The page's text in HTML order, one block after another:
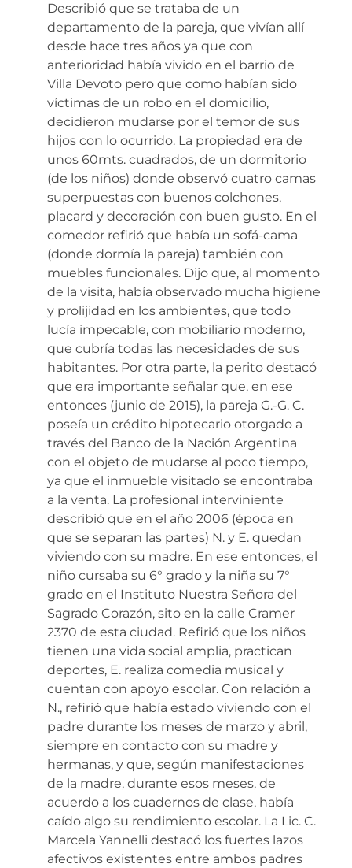
Describió que se trataba de un
departamento de la pareja, que vivían allí
desde hace tres años ya que con
anterioridad había vivido en el barrio de
Villa Devoto pero que como habían sido
víctimas de un robo en el domicilio,
decidieron mudarse por el temor de sus
hijos con lo ocurrido. La propiedad era de
unos 60mts. cuadrados, de un dormitorio
(de los niños) donde observó cuatro camas
superpuestas con buenos colchones,
placard y decoración con buen gusto. En el
comedor refirió que había un sofá-cama
(donde dormía la pareja) también con
muebles funcionales. Dijo que, al momento
de la visita, había observado mucha higiene
y prolijidad en los ambientes, que todo
lucía impecable, con mobiliario moderno,
que cubría todas las necesidades de sus
habitantes. Por otra parte, la perito destacó
que era importante señalar que, en ese
entonces (junio de 2015), la pareja G.-G. C.
poseía un crédito hipotecario otorgado a
través del Banco de la Nación Argentina
con el objeto de mudarse al poco tiempo,
ya que el inmueble visitado se encontraba
a la venta. La profesional interviniente
describió que en el año 2006 (época en
que se separan las partes) N. y E. quedan
viviendo con su madre. En ese entonces, el
niño cursaba su 6° grado y la niña su 7°
grado en el Instituto Nuestra Señora del
Sagrado Corazón, sito en la calle Cramer
2370 de esta ciudad. Refirió que los niños
tienen una vida social amplia, practican
deportes, E. realiza comedia musical y
cuentan con apoyo escolar. Con relación a
N., refirió que había estado viviendo con el
padre durante los meses de marzo y abril,
siempre en contacto con su madre y
hermanas, y que, según manifestaciones
de la madre, durante esos meses, de
acuerdo a los cuadernos de clase, había
caído algo su rendimiento escolar. La Lic. C.
Marcela Yannelli destacó los fuertes lazos
afectivos existentes entre ambos padres